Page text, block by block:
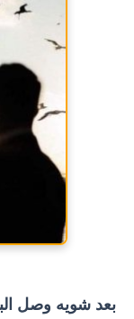
بعد شويه وصل